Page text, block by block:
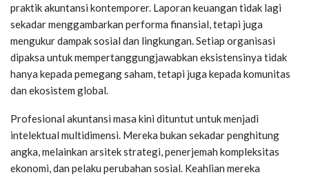
praktik akuntansi kontemporer. Laporan keuangan tidak lagi
sekadar menggambarkan performa finansial, tetapi juga
mengukur dampak sosial dan lingkungan. Setiap organisasi
dipaksa untuk mempertanggungjawabkan eksistensinya tidak
hanya kepada pemegang saham, tetapi juga kepada komunitas
dan ekosistem global.
Profesional akuntansi masa kini dituntut untuk menjadi
intelektual multidimensi. Mereka bukan sekadar penghitung
angka, melainkan arsitek strategi, penerjemah kompleksitas
ekonomi, dan pelaku perubahan sosial. Keahlian mereka